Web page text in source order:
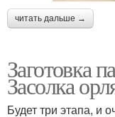
читать дальше →
Заготовка
Засолка
Будет три этапа, и